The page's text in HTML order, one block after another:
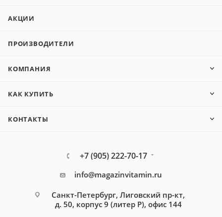
АКЦИИ
ПРОИЗВОДИТЕЛИ
КОМПАНИЯ
КАК КУПИТЬ
КОНТАКТЫ
+7 (905) 222-70-17
info@magazinvitamin.ru
Санкт-Петербург, Лиговский пр-кт,
д. 50, корпус 9 (литер Р), офис 144